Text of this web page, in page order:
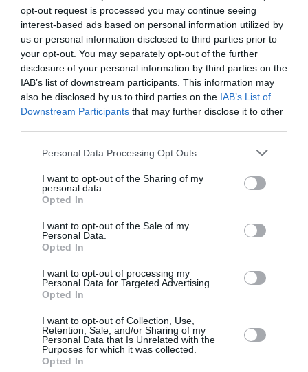
opt-out request is processed you may continue seeing
interest-based ads based on personal information utilized by
us or personal information disclosed to third parties prior to
your opt-out. You may separately opt-out of the further
disclosure of your personal information by third parties on the
IAB’s list of downstream participants. This information may
also be disclosed by us to third parties on the IAB’s List of
Downstream Participants that may further disclose it to other
Personal Data Processing Opt Outs
I want to opt-out of the Sharing of my
personal data.
Opted In
I want to opt-out of the Sale of my
Personal Data.
Opted In
I want to opt-out of processing my
Personal Data for Targeted Advertising.
Opted In
I want to opt-out of Collection, Use,
Retention, Sale, and/or Sharing of my
Personal Data that Is Unrelated with the
Purposes for which it was collected.
Opted In